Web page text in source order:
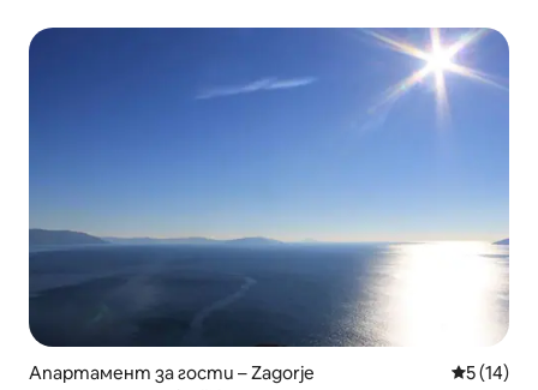
Апартамент за гости – Zagorje Средна
5 (14)